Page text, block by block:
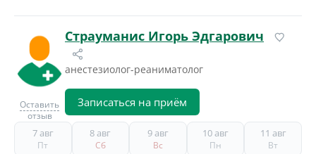
Оставить
отзыв
Страуманис Игорь Эдгарович
анестезиолог-реаниматолог
Записаться на приём
7 авг
Пт
8 авг
Сб
9 авг
Вс
10 авг
Пн
11 авг
Вт